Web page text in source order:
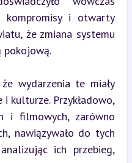
kompromisy i otwarty
że zmiana systemu
pokojową.
wydarzenia te miały
kulturze. Przykładowo,
i filmowych, zarówno
nawiązywało do tych
ich przebieg,